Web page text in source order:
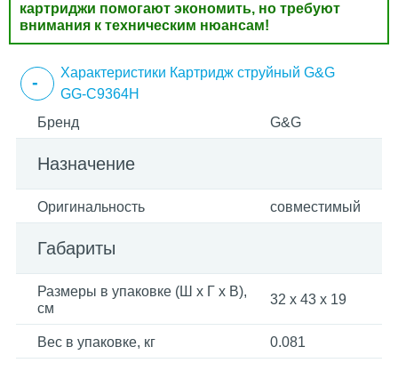
картриджи помогают экономить, но требуют
внимания к техническим нюансам!
Характеристики Картридж струйный G&G
GG-C9364H
Бренд
G&G
Назначение
Оригинальность совместимый
Габариты
Размеры в упаковке (Ш x Г x В),
см
32 x 43 x 19
Вес в упаковке, кг 0.081